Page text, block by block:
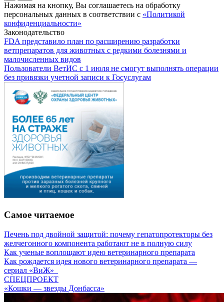
Нажимая на кнопку, Вы соглашаетесь на обработку
персональных данных в соответствии с «Политикой
конфиденциальности»
Законодательство
FDA представило план по расширению разработки
ветпрепаратов для животных с редкими болезнями и
малочисленных видов
Пользователи ВетИС с 1 июля не смогут выполнять операции
без привязки учетной записи к Госуслугам
Самое читаемое
Печень под двойной защитой: почему гепатопротекторы без
желчегонного компонента работают не в полную силу
Как ученые воплощают идею ветеринарного препарата
Как рождается идея нового ветеринарного препарата —
сериал «ВиЖ»
СПЕЦПРОЕКТ
«Кошки — звезды Донбасса»